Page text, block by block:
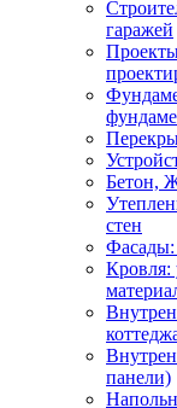
гаражей
Бетон,
стен
Фасады:
Кровля:
панели)